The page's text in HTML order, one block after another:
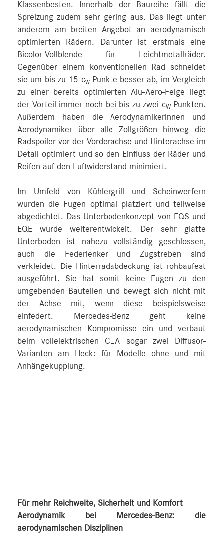
Klassenbesten. Innerhalb der Baureihe fällt die
Spreizung zudem sehr gering aus. Das liegt unter
anderem am breiten Angebot an aerodynamisch
optimierten Rädern. Darunter ist erstmals eine
Bicolor-Vollblende für Leichtmetallräder.
Gegenüber einem konventionellen Rad schneidet
sie um bis zu 15 cw-Punkte besser ab, im Vergleich
zu einer bereits optimierten Alu-Aero-Felge liegt
der Vorteil immer noch bei bis zu zwei cW-Punkten.
Außerdem haben die Aerodynamikerinnen und
Aerodynamiker über alle Zollgrößen hinweg die
Radspoiler vor der Vorderachse und Hinterachse im
Detail optimiert und so den Einfluss der Räder und
Reifen auf den Luftwiderstand minimiert.
Im Umfeld von Kühlergrill und Scheinwerfern
wurden die Fugen optimal platziert und teilweise
abgedichtet. Das Unterbodenkonzept von EQS und
EQE wurde weiterentwickelt. Der sehr glatte
Unterboden ist nahezu vollständig geschlossen,
auch die Federlenker und Zugstreben sind
verkleidet. Die Hinterradabdeckung ist rohbaufest
ausgeführt. Sie hat somit keine Fugen zu den
umgebenden Bauteilen und bewegt sich nicht mit
der Achse mit, wenn diese beispielsweise
einfedert. Mercedes-Benz geht keine
aerodynamischen Kompromisse ein und verbaut
beim vollelektrischen CLA sogar zwei Diffusor-
Varianten am Heck: für Modelle ohne und mit
Anhängekupplung.
Für mehr Reichweite, Sicherheit und Komfort
Aerodynamik bei Mercedes-Benz: die
aerodynamischen Disziplinen